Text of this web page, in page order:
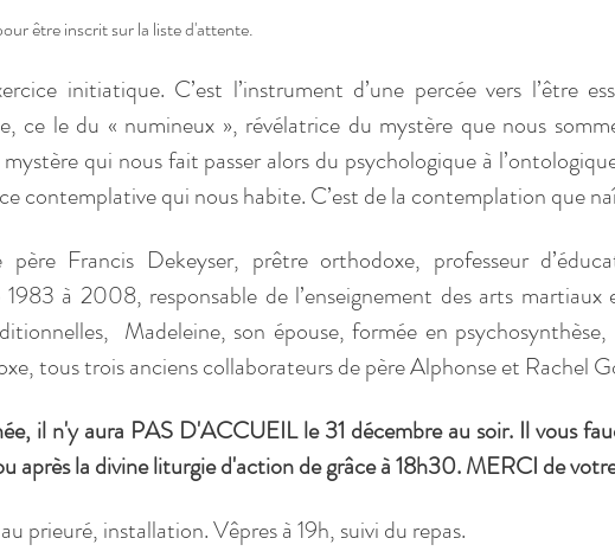
être inscrit sur la liste d'attente.
initiatique. C’est l’instrument d’une percée vers l’être
ce le du « numineux », révélatrice du mystère que nous
mystère qui nous fait passer alors du psychologique à
contemplative qui nous habite. C’est de la contemplation que
père Francis Dekeyser, prêtre orthodoxe, professeur
à 2008, responsable de l’enseignement des arts
Madeleine, son épouse, formée en
tous trois anciens collaborateurs de père Alphonse et Rachel
il n'y aura PAS D'ACCUEIL le 31 décembre au soir. Il vous
après la divine liturgie d'action de grâce à 18h30. MERCI de
prieuré, installation. Vêpres à 19h, suivi du repas.